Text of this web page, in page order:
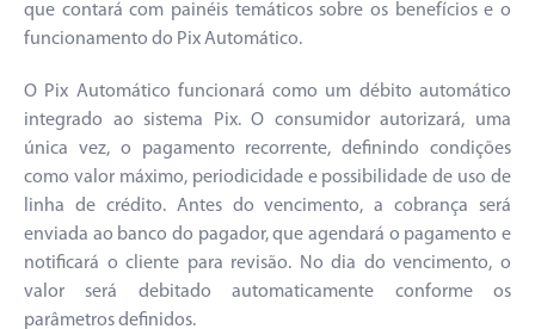
que contará com painéis temáticos sobre os benefícios e o
funcionamento do Pix Automático.
O Pix Automático funcionará como um débito automático
integrado ao sistema Pix. O consumidor autorizará, uma
única vez, o pagamento recorrente, definindo condições
como valor máximo, periodicidade e possibilidade de uso de
linha de crédito. Antes do vencimento, a cobrança será
enviada ao banco do pagador, que agendará o pagamento e
notificará o cliente para revisão. No dia do vencimento, o
valor será debitado automaticamente conforme os
parâmetros definidos.